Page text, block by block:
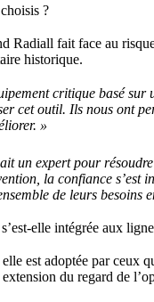
?
Radiall fait face au
historique.
critique basé
cet outil. Ils nous ont
»
un expert pour
la confiance s’est
de leurs besoins
elle intégrée aux
est adoptée par ceux
du regard de